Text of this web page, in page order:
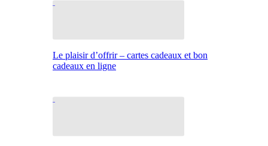
Le plaisir d’offrir – cartes cadeaux et bon
cadeaux en ligne